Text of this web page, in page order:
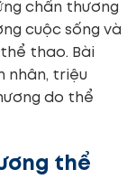
chấn thương
cuộc sống và
thao. Bài
nhân, triệu
do thể
thể